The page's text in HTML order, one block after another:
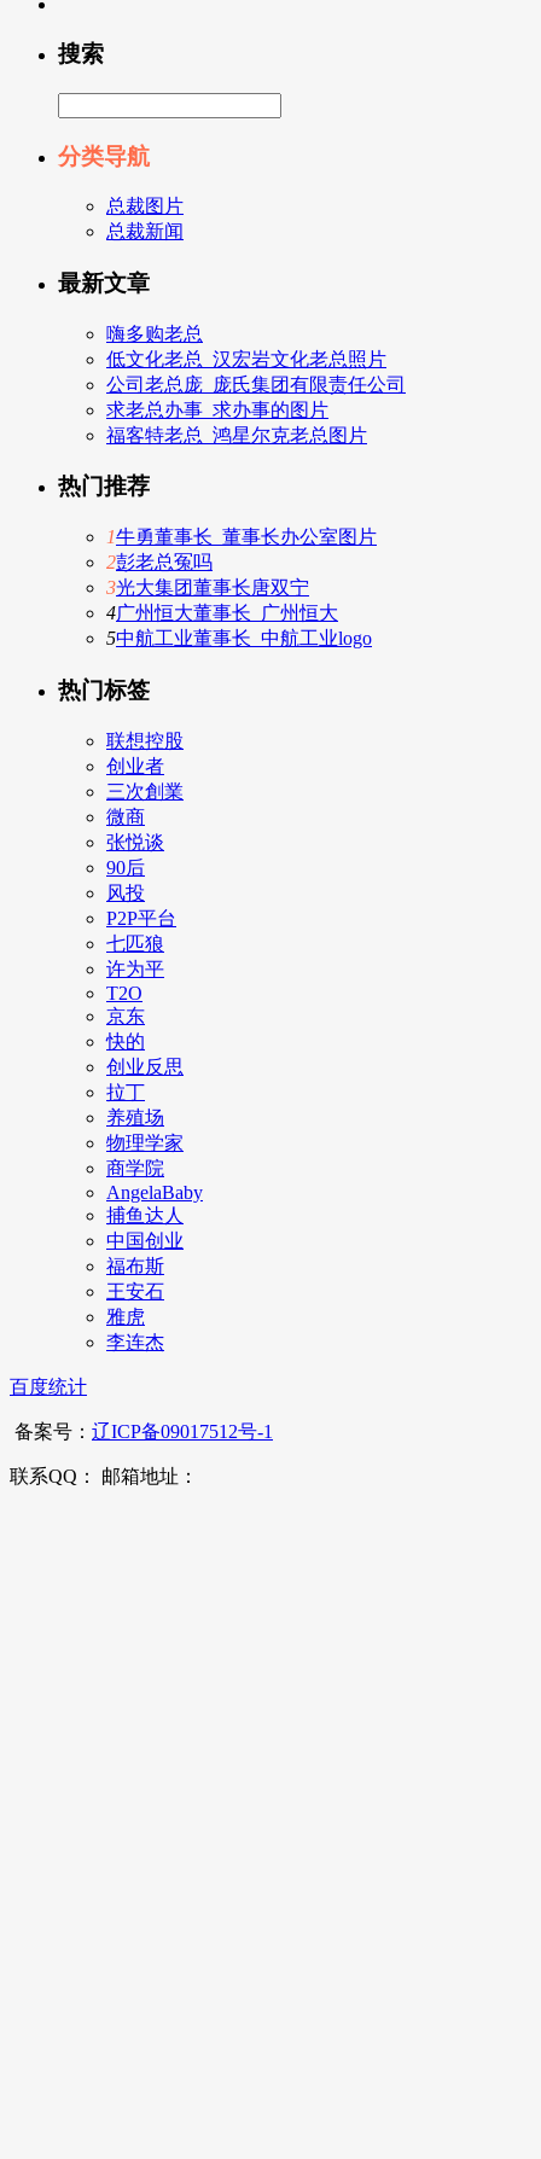
搜索
分类导航
总裁图片
总裁新闻
最新文章
嗨多购老总
低文化老总_汉宏岩文化老总照片
公司老总庞_庞氏集团有限责任公司
求老总办事_求办事的图片
福客特老总_鸿星尔克老总图片
热门推荐
1牛勇董事长_董事长办公室图片
2彭老总冤吗
3光大集团董事长唐双宁
4广州恒大董事长_广州恒大
5中航工业董事长_中航工业logo
热门标签
联想控股
创业者
三次創業
微商
张悦谈
90后
风投
P2P平台
七匹狼
许为平
T2O
京东
快的
创业反思
拉丁
养殖场
物理学家
商学院
AngelaBaby
捕鱼达人
中国创业
福布斯
王安石
雅虎
李连杰
百度统计
备案号： 辽ICP备09017512号-1
联系QQ： 邮箱地址：